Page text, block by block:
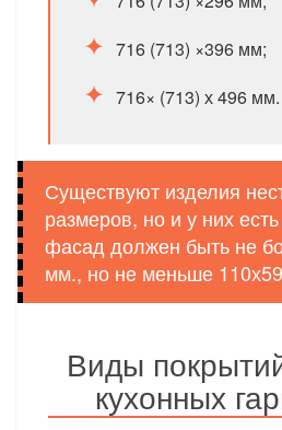
716 (713) ×396 мм;
716× (713) х 496 мм.
Существуют изделия
размеров, но и у них
фасад должен быть не
мм., но не меньше
Виды
кухонных